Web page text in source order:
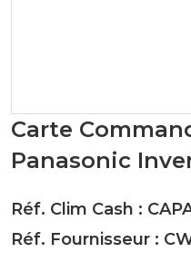
Carte
Panasonic
Réf. Clim Cash :
Réf. Fournisseur :